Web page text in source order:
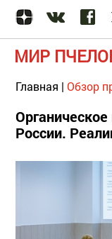
МИР
Главная | Обзор
России.